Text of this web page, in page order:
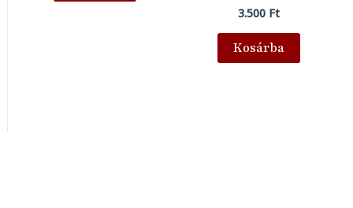
3.500 Ft
Kosárba